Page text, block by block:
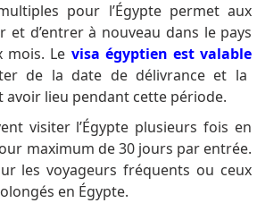
pour l’Égypte permet aux
et d’entrer à nouveau dans le pays
mois. Le visa égyptien est valable
de la date de délivrance et la
lieu pendant cette période.
visiter l’Égypte plusieurs fois en
maximum de 30 jours par entrée.
les voyageurs fréquents ou ceux
en Égypte.